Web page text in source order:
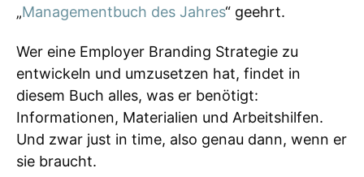
„Managementbuch des Jahres“ geehrt.
Wer eine Employer Branding Strategie zu
entwickeln und umzusetzen hat, findet in
diesem Buch alles, was er benötigt:
Informationen, Materialien und Arbeitshilfen.
Und zwar just in time, also genau dann, wenn er
sie braucht.